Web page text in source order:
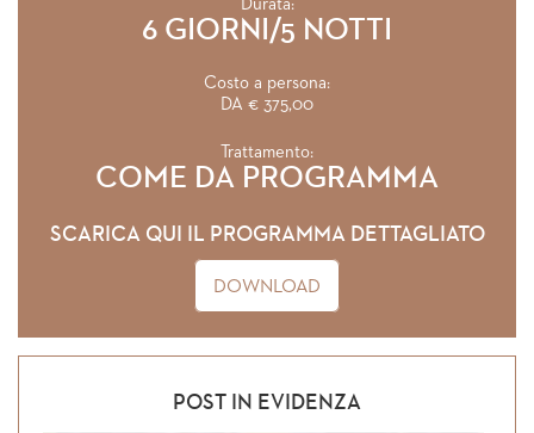
Durata:
6 GIORNI/5 NOTTI
Costo a persona:
DA € 375,00
Trattamento:
COME DA PROGRAMMA
SCARICA QUI IL PROGRAMMA DETTAGLIATO
DOWNLOAD
POST IN EVIDENZA